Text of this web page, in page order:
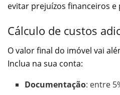
evitar prejuízos financeiros e
Cálculo de custos
O valor final do imóvel vai
Inclua na sua conta:
Documentação: entre